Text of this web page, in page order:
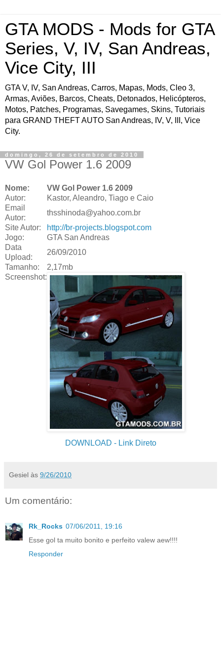
GTA MODS - Mods for GTA
Series, V, IV, San Andreas,
Vice City, III
GTA V, IV, San Andreas, Carros, Mapas, Mods, Cleo 3,
Armas, Aviões, Barcos, Cheats, Detonados, Helicópteros,
Motos, Patches, Programas, Savegames, Skins, Tutoriais
para GRAND THEFT AUTO San Andreas, IV, V, III, Vice
City.
domingo, 26 de setembro de 2010
VW Gol Power 1.6 2009
Nome:
VW Gol Power 1.6 2009
Autor:
Kastor, Aleandro, Tiago e Caio
Email
Autor:
thsshinoda@yahoo.com.br
Site Autor:
http://br-projects.blogspot.com
Jogo:
GTA San Andreas
Data
Upload:
26/09/2010
Tamanho:
2,17mb
Screenshot:
DOWNLOAD - Link Direto
Gesiel às 9/26/2010
Um comentário:
Rk_Rocks 07/06/2011, 19:16
Esse gol ta muito bonito e perfeito valew aew!!!!
Responder